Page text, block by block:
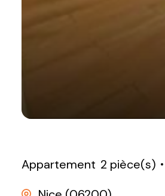
Appartement 2 pièce(s)